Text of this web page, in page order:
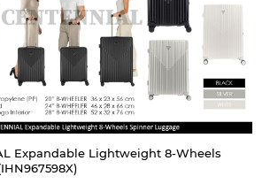
Expandable Lightweight 8-Wheels